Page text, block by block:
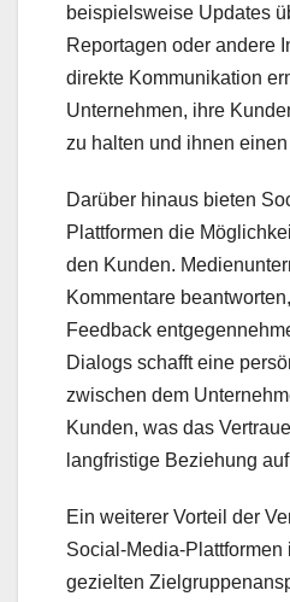
beispielsweise Updates
Reportagen oder andere
direkte Kommunikation
Unternehmen, ihre
zu halten und ihnen
Darüber hinaus bieten
Plattformen die
den Kunden.
Kommentare
Feedback
Dialogs schafft eine
zwischen dem
Kunden, was das
langfristige Beziehung
Ein weiterer Vorteil der
Social-Media-
gezielten